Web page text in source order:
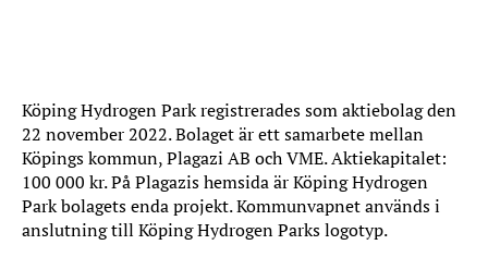
Köping Hydrogen Park registrerades som aktiebolag den
22 november 2022. Bolaget är ett samarbete mellan
Köpings kommun, Plagazi AB och VME. Aktiekapitalet:
100 000 kr. På Plagazis hemsida är Köping Hydrogen
Park bolagets enda projekt. Kommunvapnet används i
anslutning till Köping Hydrogen Parks logotyp.